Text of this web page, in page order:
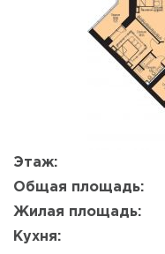
Этаж:
Общая площадь:
Жилая площадь:
Кухня: